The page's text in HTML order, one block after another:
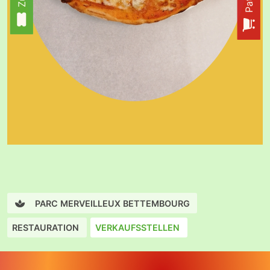
PARC MERVEILLEUX BETTEMBOURG
RESTAURATION VERKAUFSSTELLEN